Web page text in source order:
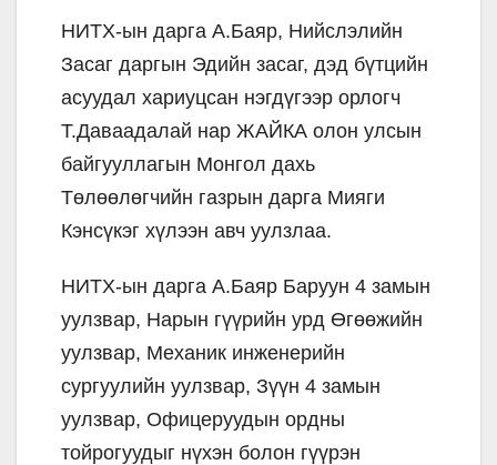
НИТХ-ын дарга А.Баяр, Нийслэлийн
Засаг даргын Эдийн засаг, дэд бүтцийн
асуудал хариуцсан нэгдүгээр орлогч
Т.Даваадалай нар ЖАЙКА олон улсын
байгууллагын Монгол дахь
Төлөөлөгчийн газрын дарга Мияги
Кэнсүкэг хүлээн авч уулзлаа.
НИТХ-ын дарга А.Баяр Баруун 4 замын
уулзвар, Нарын гүүрийн урд Өгөөжийн
уулзвар, Механик инженерийн
сургуулийн уулзвар, Зүүн 4 замын
уулзвар, Офицеруудын ордны
тойрогуудыг нүхэн болон гүүрэн